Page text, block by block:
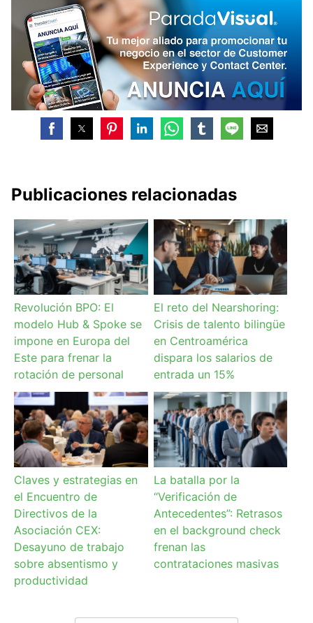
Publicaciones relacionadas
Revolución BPO: El
modelo Hub & Spoke se
impone en Europa del
Este para frenar la
rotación de personal
El reto del Nearshoring:
Crisis de talento bilingüe
en Centroamérica
dispara los salarios de
entrada un 15%
Claves y estrategias en
el Encuentro de
Directivos de la
Asociación CEX:
Desayuno de trabajo
sobre absentismo y
productividad
La batalla por la
“Verificación de
Antecedentes”: Retrasos
en el background check
frenan las
contrataciones masivas